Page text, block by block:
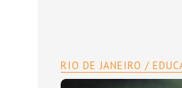
RIO DE JANEIRO /